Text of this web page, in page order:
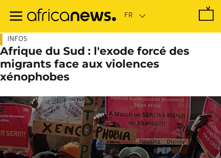
contenu
INFOS
Afrique du Sud : l'exode forcé des
migrants face aux violences
xénophobes